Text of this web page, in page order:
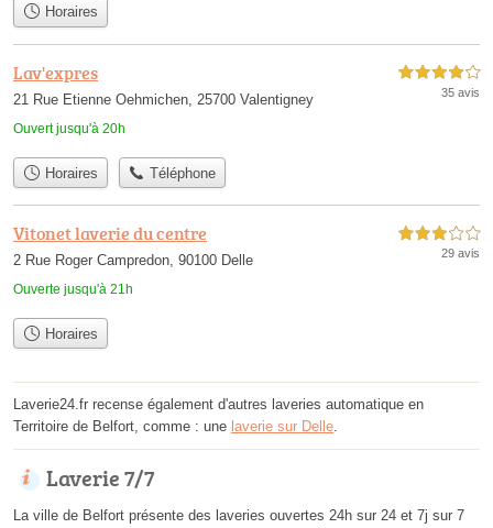
Horaires
Lav'expres
21 Rue Etienne Oehmichen, 25700 Valentigney
Ouvert jusqu'à 20h
4,0 étoiles sur 5
35 avis
Horaires Téléphone
Vitonet laverie du centre
2 Rue Roger Campredon, 90100 Delle
Ouverte jusqu'à 21h
3,0 étoiles sur 5
29 avis
Horaires
Laverie24.fr recense également d'autres laveries automatique en
Territoire de Belfort, comme : une laverie sur Delle.
Laverie 7/7
La ville de Belfort présente des laveries ouvertes 24h sur 24 et 7j sur 7